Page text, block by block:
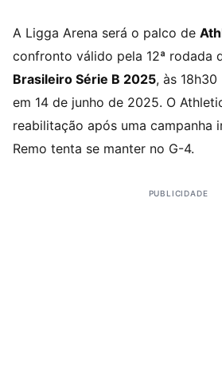
A Ligga Arena será o palco de
confronto válido pela 12ª rodada
Brasileiro Série B 2025, às
em 14 de junho de 2025. O
reabilitação após uma campanha
Remo tenta se manter no G-4.
PUBLICIDADE